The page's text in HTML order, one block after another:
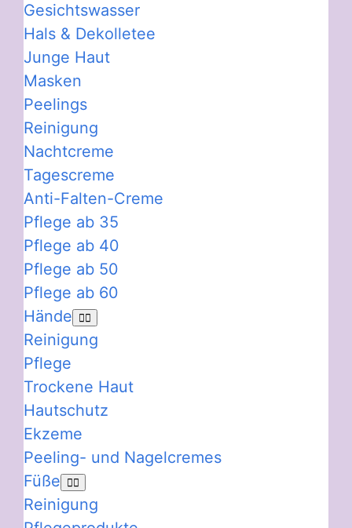
Gesichtswasser
Hals & Dekolletee
Junge Haut
Masken
Peelings
Reinigung
Nachtcreme
Tagescreme
Anti-Falten-Creme
Pflege ab 35
Pflege ab 40
Pflege ab 50
Pflege ab 60
Hände
Reinigung
Pflege
Trockene Haut
Hautschutz
Ekzeme
Peeling- und Nagelcremes
Füße
Reinigung